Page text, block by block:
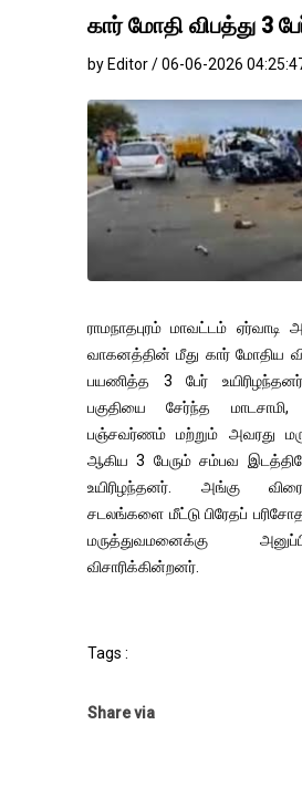
கார் மோதி விபத்து 3
by Editor / 06-06-2026
ராமநாதபுரம் மாவட்டம் ஏர்வாடி
வாகனத்தின் மீது கார் மோதிய
பயணித்த 3 பேர் உயிரிழந்தனர்.
பகுதியை சேர்ந்த
பஞ்சவர்ணம் மற்றும் அவரது
ஆகிய 3 பேரும் சம்பவ
உயிரிழந்தனர். அங்கு
சடலங்களை மீட்டு பிரேதப்
மருத்துவமனைக்கு
விசாரிக்கின்றனர்.
Tags :
Share via